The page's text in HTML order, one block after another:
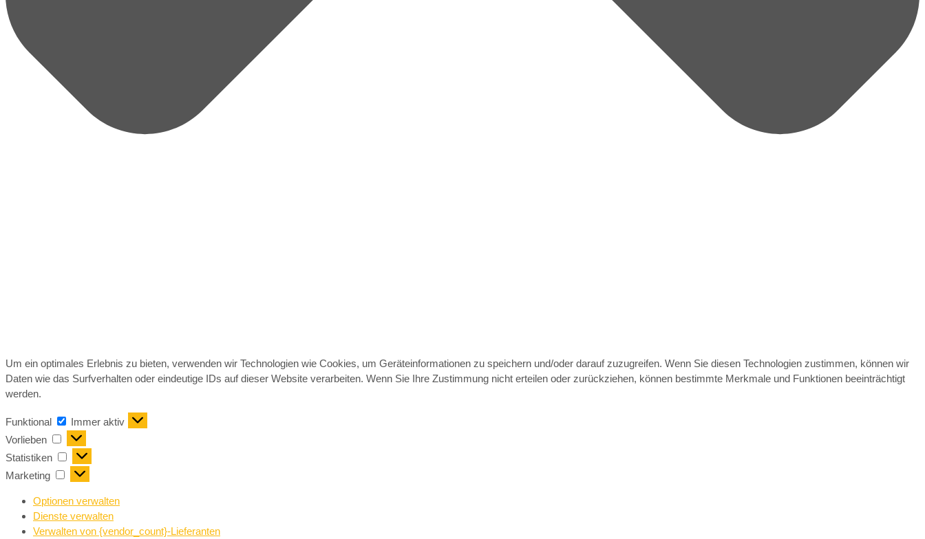
Um ein optimales Erlebnis zu bieten, verwenden wir Technologien wie Cookies, um Geräteinformationen zu speichern und/oder darauf zuzugreifen. Wenn Sie diesen Technologien zustimmen, können wir
Daten wie das Surfverhalten oder eindeutige IDs auf dieser Website verarbeiten. Wenn Sie Ihre Zustimmung nicht erteilen oder zurückziehen, können bestimmte Merkmale und Funktionen beeinträchtigt
werden.
Funktional
Immer aktiv
Vorlieben
Statistiken
Marketing
Optionen verwalten
Dienste verwalten
Verwalten von {vendor_count}-Lieferanten